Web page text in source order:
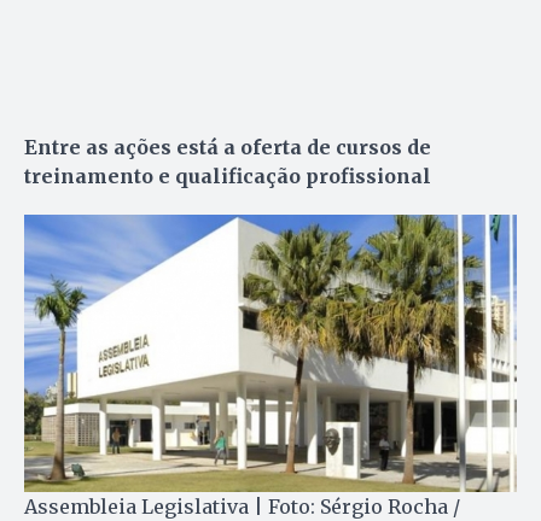
Entre as ações está a oferta de cursos de
treinamento e qualificação profissional
Assembleia Legislativa | Foto: Sérgio Rocha /